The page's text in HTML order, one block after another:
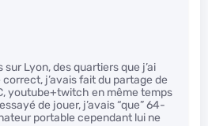
Lyon, des quartiers que j’ai
j’avais fait du partage de
youtube+twitch en même temps
de jouer, j’avais “que” 64-
portable cependant lui ne